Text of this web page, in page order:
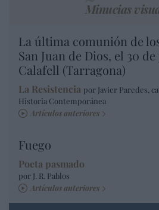
Minucias
La última comunión de
San Juan de Dios, el 30
Calafell (Tarragona)
La Resistencia por Javier Paredes,
Historia Contemporánea
Artículos anteriores
Fuego
Poeta pasmado
por J. R. Pablos
Artículos anteriores